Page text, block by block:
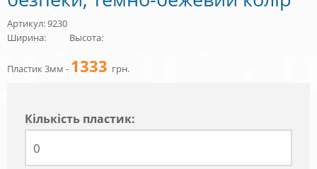
Артикул: 9230
Ширина:
Высота:
Пластик 3мм - 1333 грн.
Кiлькiсть пластик: